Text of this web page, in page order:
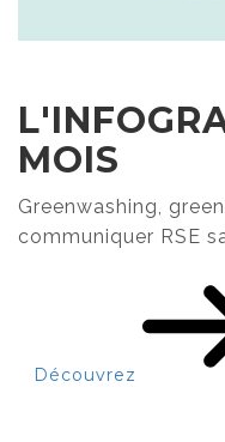
MOIS
Greenwashing,
communiquer RSE
Découvrez